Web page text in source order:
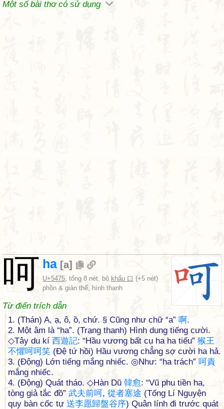
Một số bài thơ có sử dụng
呵 ha [a]
U+5475, tổng 8 nét, bộ khẩu 口 (+5 nét)
phồn & giản thể, hình thanh
Từ điển trích dẫn
1. (Thán) A, ạ, ô, ồ, chứ. § Cũng như chữ “a” 啊.
2. Một âm là “ha”. (Trạng thanh) Hình dung tiếng cười.
◇Tây du kí 西遊記: “Hầu vương bất cụ ha ha tiếu” 猴王
不懼呵呵笑 (Đệ tứ hồi) Hầu vương chẳng sợ cười ha hả.
3. (Động) Lớn tiếng mắng nhiếc. ◎Như: “ha trách” 呵責
mắng nhiếc.
4. (Động) Quát tháo. ◇Hàn Dũ 韓愈: “Vũ phu tiền ha,
tòng giả tắc đồ” 武夫前呵, 從者塞途 (Tống Lí Nguyện
quy bàn cốc tự 送李愿歸盤谷序) Quân lính đi trước quát